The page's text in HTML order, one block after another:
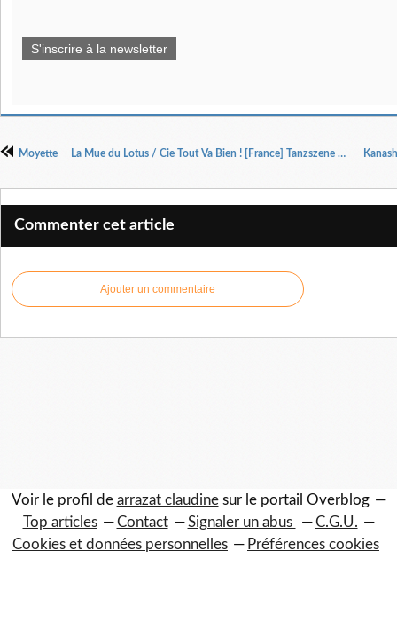
S'inscrire à la newsletter
Moyette La Mue du Lotus / Cie Tout Va Bien ! [France] Tanzszene Bremen [Allemagne] Ateliers Indigo [Belgique] Mise en scène :Virginie Marouzé
Commenter cet article
Ajouter un commentaire
Voir le profil de arrazat claudinesur le portail Overblog
Top articles
Contact Signaler un abus
C.G.U.
Cookies et données personnelles
Préférences cookies